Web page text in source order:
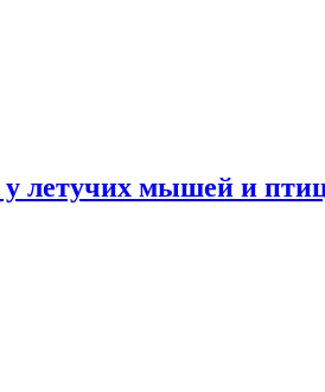
летучих мышей и